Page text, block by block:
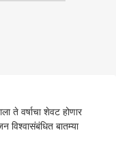
ते वर्षाचा शेवट होणार
विश्वासंबंधित बातम्या